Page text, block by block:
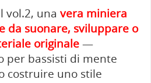
vol.2, una vera miniera
da suonare, sviluppare o
originale —
per bassisti di mente
costruire uno stile